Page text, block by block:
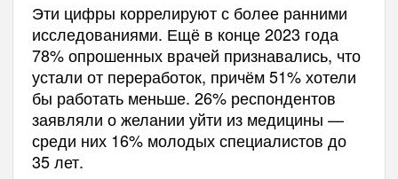
Эти цифры коррелируют с более ранними
исследованиями. Ещё в конце 2023 года
78% опрошенных врачей признавались, что
устали от переработок, причём 51% хотели
бы работать меньше. 26% респондентов
заявляли о желании уйти из медицины —
среди них 16% молодых специалистов до
35 лет.